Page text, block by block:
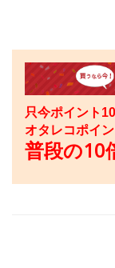
只今ポイント
オタレコポイン
普段の10